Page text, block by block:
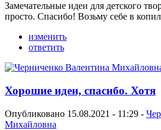
Замечательные идеи для детского
просто. Спасибо! Возьму себе в
изменить
ответить
Хорошие идеи, спасибо. Хотя
Опубликовано 15.08.2021 - 11:29 -
Михайловна